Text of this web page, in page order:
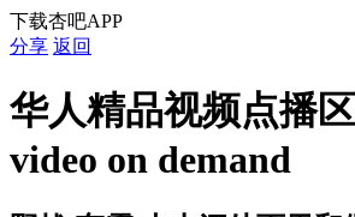
下载杏吧APP
分享 返回
华人精品视频点播
video on demand